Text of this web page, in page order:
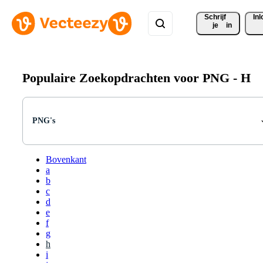
Schrijf
je
in
Populaire Zoekopdrachten voor PNG - H
PNG's
Bovenkant
a
b
c
d
e
f
g
h
i